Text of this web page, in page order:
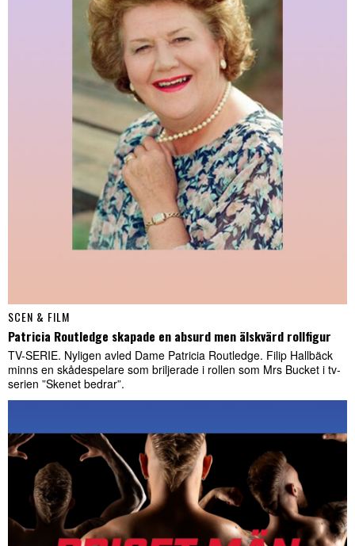
SCEN & FILM
Patricia Routledge skapade en absurd men älskvärd rollfigur
TV-SERIE. Nyligen avled Dame Patricia Routledge. Filip Hallbäck
minns en skådespelare som briljerade i rollen som Mrs Bucket i tv-
serien ”Skenet bedrar”.